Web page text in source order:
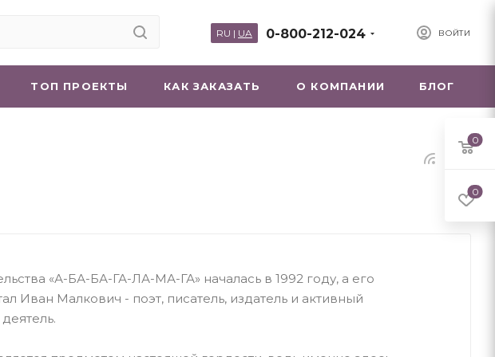
ВОЙТИ
0-800-212-024
RU | UA
ТОП ПРОЕКТЫ КАК ЗАКАЗАТЬ О КОМПАНИИ БЛОГ
«А-БА-БА-ГА-ЛА-МА-ГА» началась в 1992 году, а его
Иван Малкович - поэт, писатель, издатель и активный
0
0